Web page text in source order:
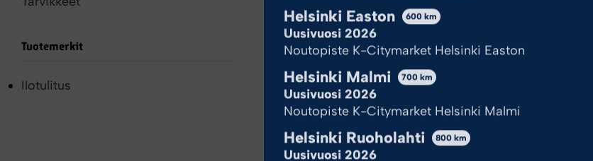
Tuotemerkit
Ilotulitus
Helsinki Easton 600 km
Uusivuosi 2026
Noutopiste K-Citymarket Helsinki Easton
Helsinki Malmi 700 km
Uusivuosi 2026
Noutopiste K-Citymarket Helsinki Malmi
Helsinki Ruoholahti 800 km
Uusivuosi 2026